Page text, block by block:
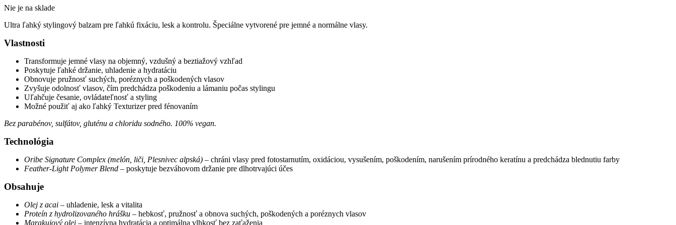
Nie je na sklade
Ultra ľahký stylingový balzam pre ľahkú fixáciu, lesk a kontrolu. Špeciálne vytvorené pre jemné a normálne vlasy.
Vlastnosti
Transformuje jemné vlasy na objemný, vzdušný a beztiažový vzhľad
Poskytuje ľahké držanie, uhladenie a hydratáciu
Obnovuje pružnosť suchých, poréznych a poškodených vlasov
Zvyšuje odolnosť vlasov, čím predchádza poškodeniu a lámaniu počas stylingu
Uľahčuje česanie, ovládateľnosť a styling
Možné použiť aj ako ľahký Texturizer pred fénovaním
Bez parabénov, sulfátov, gluténu a chloridu sodného. 100% vegan.
Technológia
Oribe Signature Complex (melón, liči, Plesnivec alpská) – chráni vlasy pred fotostarnutím, oxidáciou, vysušením, poškodením, narušením prírodného keratínu a predchádza blednutiu farby
Feather-Light Polymer Blend – poskytuje bezváhovom držanie pre dlhotrvajúci účes
Obsahuje
Olej z acai – uhladenie, lesk a vitalita
Proteín z hydrolizovaného hrášku – hebkosť, pružnosť a obnova suchých, poškodených a poréznych vlasov
Marakujový olej – intenzívna hydratácia a optimálna vlhkosť bez zaťaženia